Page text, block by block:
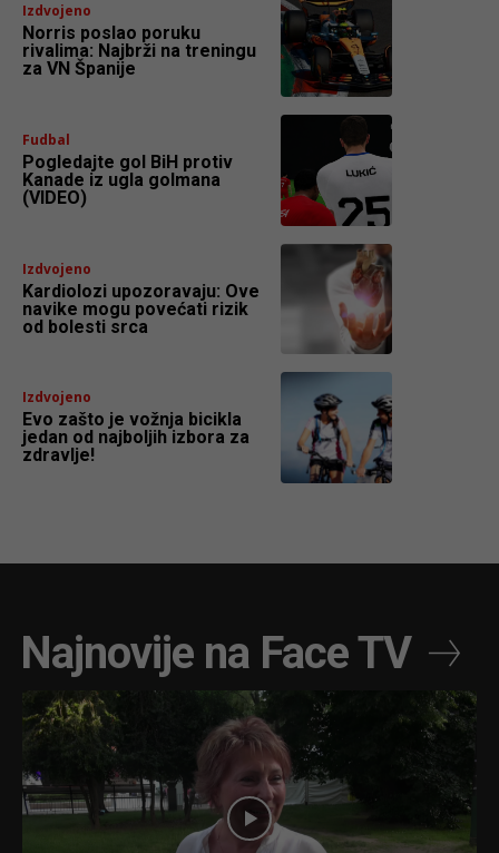
Izdvojeno
Norris poslao poruku
rivalima: Najbrži na treningu
za VN Španije
Fudbal
Pogledajte gol BiH protiv
Kanade iz ugla golmana
(VIDEO)
Izdvojeno
Kardiolozi upozoravaju: Ove
navike mogu povećati rizik
od bolesti srca
Izdvojeno
Evo zašto je vožnja bicikla
jedan od najboljih izbora za
zdravlje!
Najnovije na Face TV